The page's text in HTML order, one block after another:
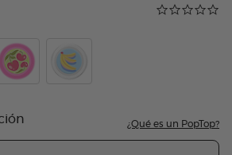
Calificación
0.0 star rating
¿Qué es un PopTop?